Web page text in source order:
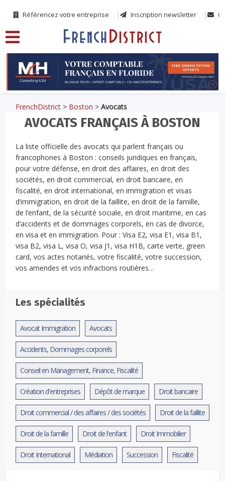
Référencez votre entreprise Inscription newsletter
FrenchDistrict > Boston >Avocats
AVOCATS FRANÇAIS À BOSTON
La liste officielle des avocats qui parlent français ou
francophones à Boston : conseils juridiques en français,
pour votre défense, en droit des affaires, en droit des
sociétés, en droit commercial, en droit bancaire, en
fiscalité, en droit international, en immigration et visas
d’immigration, en droit de la faillite, en droit de la famille,
de l’enfant, de la sécurité sociale, en droit maritime, en cas
d’accidents et de dommages corporels, en cas de divorce,
en visa et en immigration. Pour : Visa E2, visa E1, visa B1,
visa B2, visa L, visa O, visa J1, visa H1B, carte verte, green
card, vos actes notariés, votre fiscalité, votre succession,
vos amendes et vos infractions routières…
Les spécialités
Avocat Immigration Avocats
Accidents, Dommages corporels
Conseil en Management, Finance, Fiscalité
Création d'entreprises Dépôt de marque Droit bancaire
Droit commercial / des affaires / des sociétés Droit de la faillite
Droit de la famille Droit de l'enfant Droit Immobilier
Droit International Médiation Succession Fiscalité